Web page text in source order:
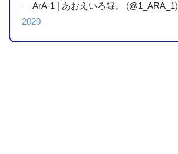
— ArA-1 | あおえいろ録。 (@1_ARA_1)
2020